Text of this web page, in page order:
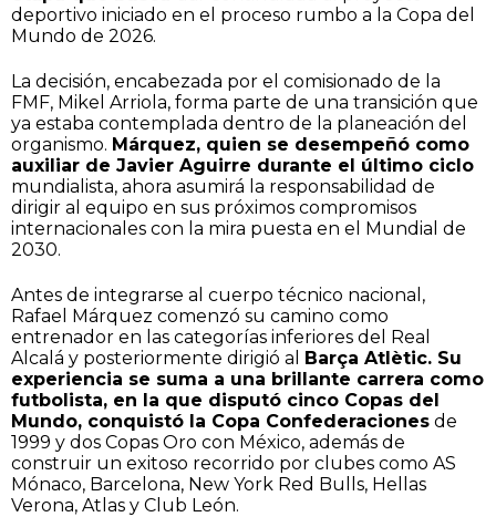
deportivo iniciado en el proceso rumbo a la Copa del
Mundo de 2026.
La decisión, encabezada por el comisionado de la
FMF, Mikel Arriola, forma parte de una transición que
ya estaba contemplada dentro de la planeación del
organismo. Márquez, quien se desempeñó como
auxiliar de Javier Aguirre durante el último ciclo
mundialista, ahora asumirá la responsabilidad de
dirigir al equipo en sus próximos compromisos
internacionales con la mira puesta en el Mundial de
2030.
Antes de integrarse al cuerpo técnico nacional,
Rafael Márquez comenzó su camino como
entrenador en las categorías inferiores del Real
Alcalá y posteriormente dirigió al Barça Atlètic. Su
experiencia se suma a una brillante carrera como
futbolista, en la que disputó cinco Copas del
Mundo, conquistó la Copa Confederaciones de
1999 y dos Copas Oro con México, además de
construir un exitoso recorrido por clubes como AS
Mónaco, Barcelona, New York Red Bulls, Hellas
Verona, Atlas y Club León.